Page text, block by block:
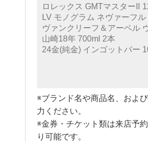
※ブランド名や商品名、およ
力ください。
※金券・チケット類は来店予
り可能です。